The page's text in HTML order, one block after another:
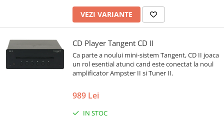
VEZI VARIANTE
CD Player Tangent CD II
Ca parte a noului mini-sistem Tangent, CD II joaca
un rol esential atunci cand este conectat la noul
amplificator Ampster II si Tuner II.
989 Lei
IN STOC